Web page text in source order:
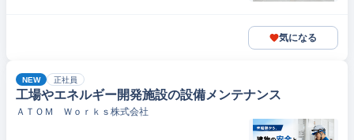
気になる
NEW 正社員
工場やエネルギー開発施設の設備メンテナンス
ＡＴＯＭ Ｗｏｒｋｓ株式会社